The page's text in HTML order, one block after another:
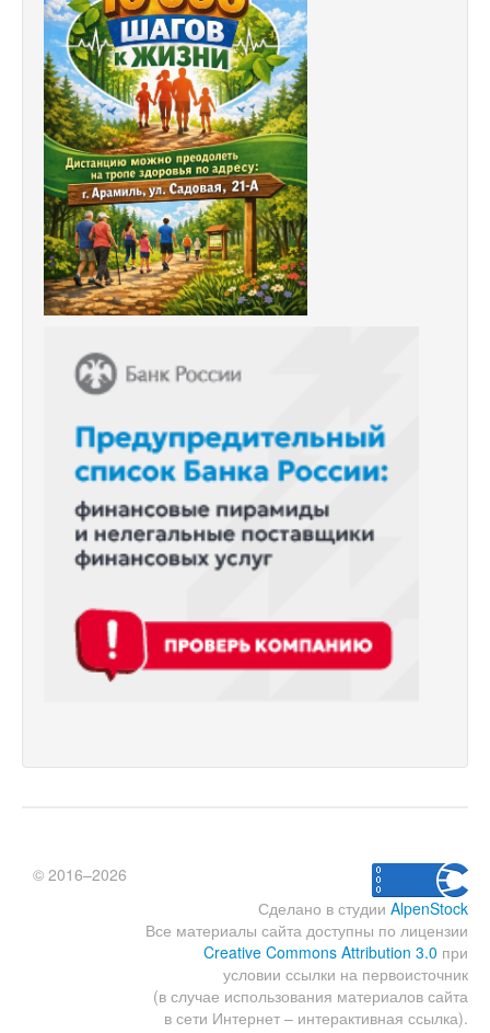
Сделано в студии AlpenStock
Все материалы сайта доступны по лицензии
Creative Commons Attribution 3.0 при
условии ссылки на первоисточник
(в случае использования материалов сайта
в сети Интернет – интерактивная ссылка).
© 2016–2026